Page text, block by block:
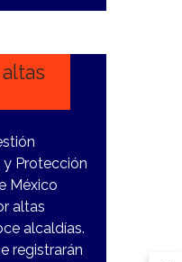
y Protección
México
altas
alcaldías.
registrarán